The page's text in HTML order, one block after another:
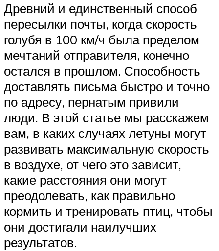
Древний и единственный способ
пересылки почты, когда скорость
голубя в 100 км/ч была пределом
мечтаний отправителя, конечно
остался в прошлом. Способность
доставлять письма быстро и точно
по адресу, пернатым привили
люди. В этой статье мы расскажем
вам, в каких случаях летуны могут
развивать максимальную скорость
в воздухе, от чего это зависит,
какие расстояния они могут
преодолевать, как правильно
кормить и тренировать птиц, чтобы
они достигали наилучших
результатов.